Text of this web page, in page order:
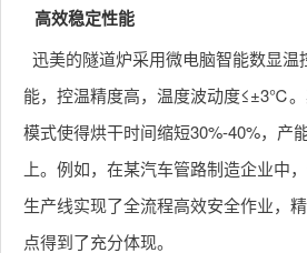
高效稳定性能
迅美的隧道炉采用微电脑智能数显温
能，控温精度高，温度波动度≤±3℃
模式使得烘干时间缩短30%-40%，产
上。例如，在某汽车管路制造企业中
生产线实现了全流程高效安全作业，
点得到了充分体现。